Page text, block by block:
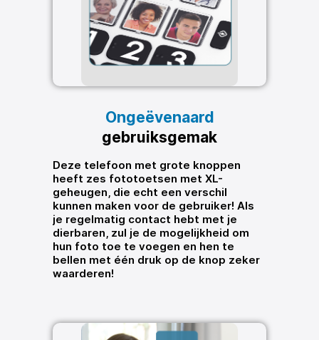
Ongeëvenaard
gebruiksgemak
Deze telefoon met grote knoppen
heeft zes fototoetsen met XL-
geheugen, die echt een verschil
kunnen maken voor de gebruiker! Als
je regelmatig contact hebt met je
dierbaren, zul je de mogelijkheid om
hun foto toe te voegen en hen te
bellen met één druk op de knop zeker
waarderen!